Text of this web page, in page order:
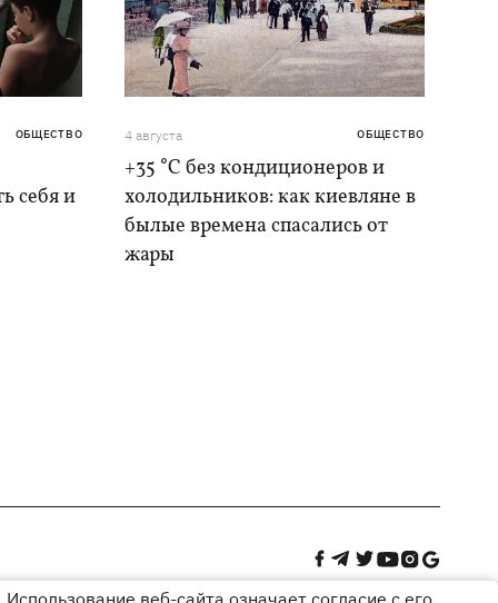
ОБЩЕСТВО
себя и
4 августа ОБЩЕСТВО
+35 °C без кондиционеров и
холодильников: как киевляне в
былые времена спасались от
жары
веб-сайта означает согласие с его